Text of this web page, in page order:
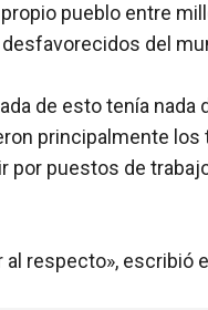
pueblo entre
del
de esto tenía nada
principalmente
por puestos de
al respecto», escribió